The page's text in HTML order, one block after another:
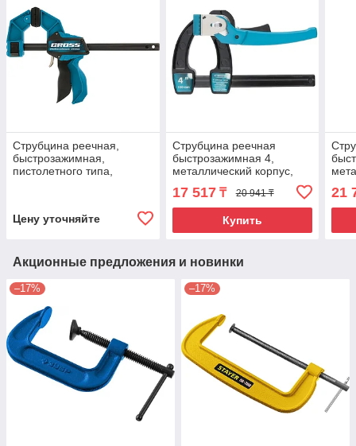
Струбцина реечная,
быстрозажимная,
пистолетного типа,
Цену уточняйте
Струбцина реечная
быстрозажимная 4,
металлический корпус,
рычажный храповой
механизм, 100 мм Gross
17 517₸ 20 941 ₸
Купить
21
Акционные предложения и новинки
–17% –17%